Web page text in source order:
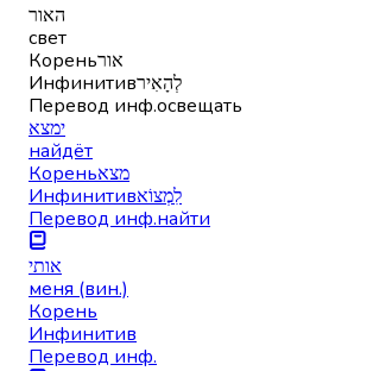
האור
свет
Кореньאור
Инфинитивלְהָאִיר
Перевод инф.освещать
ימצא
найдёт
Кореньמצא
Инфинитивלִמְצוֹא
Перевод инф.найти
אותי
меня (вин.)
Корень
Инфинитив
Перевод инф.